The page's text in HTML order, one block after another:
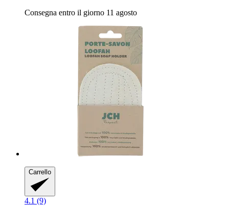
Consegna entro il giorno 11 agosto
Carrello
4.1 (9)